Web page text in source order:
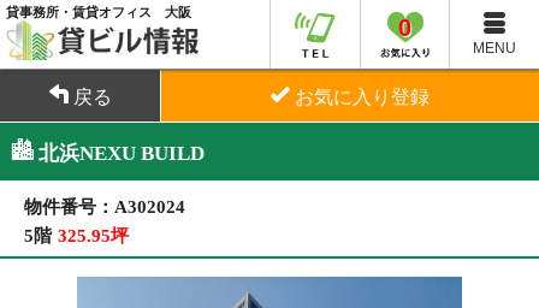
貸事務所・賃貸オフィス 大阪
MENU
0
戻る お気に入り登録
北浜NEXU BUILD
物件番号：A302024
5階 325.95坪